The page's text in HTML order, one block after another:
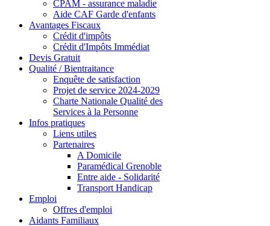
CPAM - assurance maladie
Aide CAF Garde d'enfants
Avantages Fiscaux
Crédit d'impôts
Crédit d'Impôts Immédiat
Devis Gratuit
Qualité / Bientraitance
Enquête de satisfaction
Projet de service 2024-2029
Charte Nationale Qualité des
Services à la Personne
Infos pratiques
Liens utiles
Partenaires
A Domicile
Paramédical Grenoble
Entre aide - Solidarité
Transport Handicap
Emploi
Offres d'emploi
Aidants Familiaux